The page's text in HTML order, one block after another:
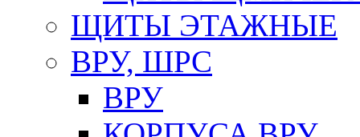
ЩИТЫ ЭТАЖНЫЕ
ВРУ, ШРС
ВРУ